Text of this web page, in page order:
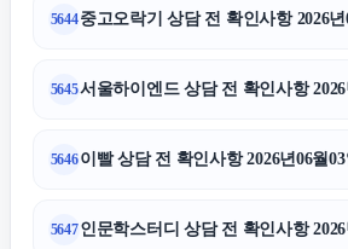
5644중고오락기 상담 전 확인사항 2026년
5645서울하이엔드 상담 전 확인사항
5646이빨 상담 전 확인사항 2026년06월
5647인문학스터디 상담 전 확인사항